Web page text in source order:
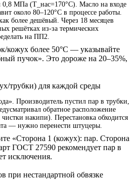
0,8 МПа (T_нас=170°C). Масло на входе
около 80–120°C в процессе работы.
более дешёвый. Через 18 месяцев
решётках из-за термических
на ПП2.
кожух более 50°C — указывайте
пучок». Это дороже на 20–35%,
трубки) для каждой среды
Производитель пустил пар в трубки,
обратное расположение
накипи). Перестановка обходится
— нужно перенести штуцеры.
«Сторона 1 (кожух): пар. Сторона
ГОСТ 27590 рекомендует пар в
исключения.
при нестандартной обвязке